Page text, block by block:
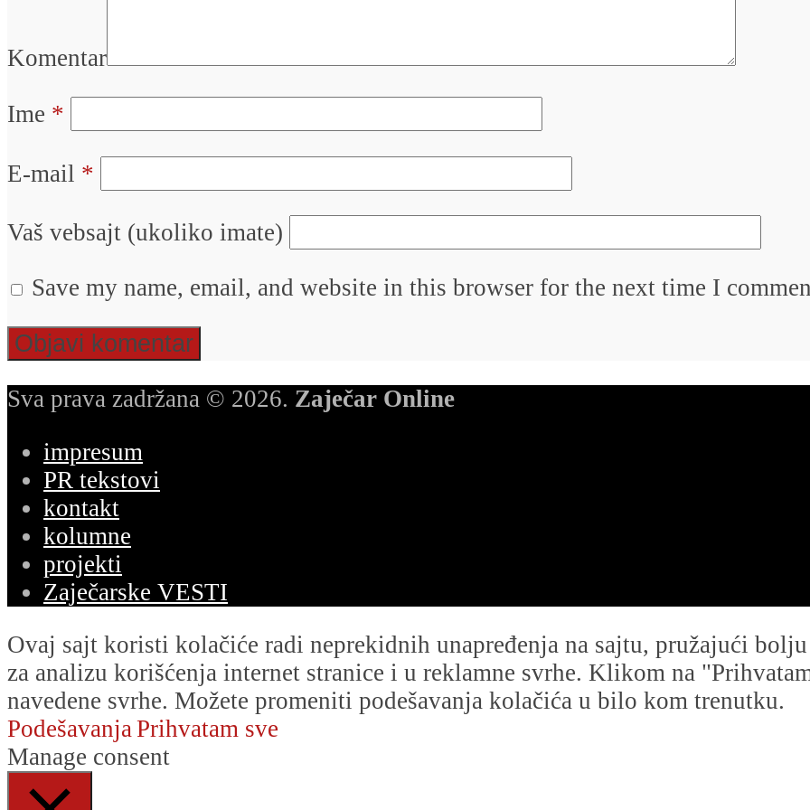
Komentar
Ime *
E-mail *
Vaš vebsajt (ukoliko imate)
Save my name, email, and website in this browser for the next time I
Sva prava zadržana © 2026. Zaječar Online
impresum
PR tekstovi
kontakt
kolumne
projekti
Zaječarske VESTI
Ovaj sajt koristi kolačiće radi neprekidnih unapređenja na sajtu, pružajući
za analizu korišćenja internet stranice i u reklamne svrhe. Klikom na
navedene svrhe. Možete promeniti podešavanja kolačića u bilo kom trenutku.
Podešavanja Prihvatam sve
Manage consent